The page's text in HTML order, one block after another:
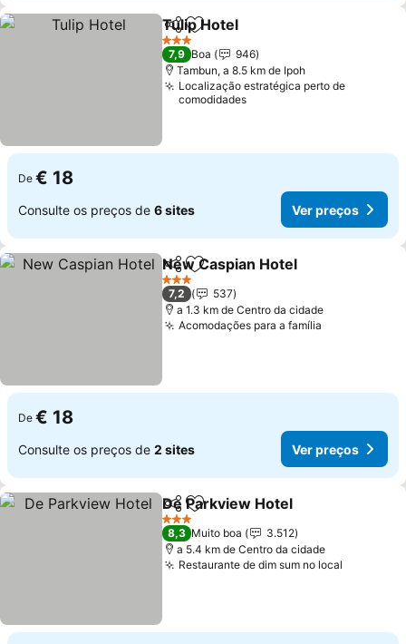
PartilharAdicionar aos favoritos
Tulip Hotel
3 Estrelas
7,9 Boa
946
Tambun, a 8.5 km de Ipoh
Localização estratégica perto de
comodidades
De € 18
Consulte os preços de 6 sites Ver preços
PartilharAdicionar aos favoritos
New Caspian Hotel
3 Estrelas
7,2
537
a 1.3 km de Centro da cidade
Acomodações para a família
De € 18
Consulte os preços de 2 sites Ver preços
PartilharAdicionar aos favoritos
De Parkview Hotel
3 Estrelas
8,3 Muito boa
3.512
a 5.4 km de Centro da cidade
Restaurante de dim sum no local